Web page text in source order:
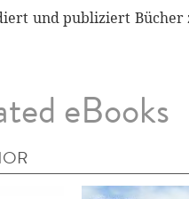
und publiziert Bücher
eBooks